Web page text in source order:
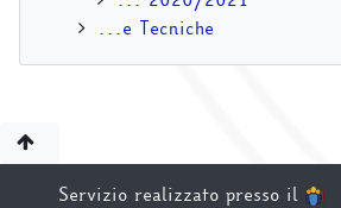
...e Tecniche
Servizio realizzato presso il